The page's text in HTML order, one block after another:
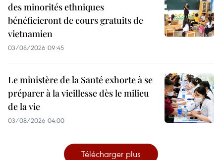
des minorités ethniques
bénéficieront de cours gratuits de
vietnamien
03/08/2026 09:45
Le ministère de la Santé exhorte à se
préparer à la vieillesse dès le milieu
de la vie
03/08/2026 04:00
Télécharger plus